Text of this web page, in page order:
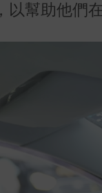
以幫助他們